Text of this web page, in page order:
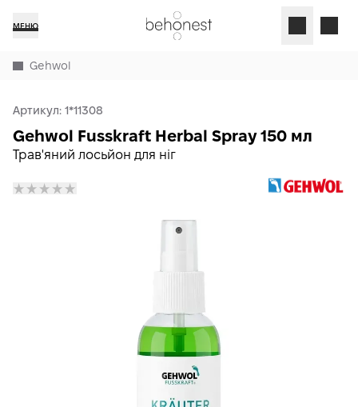
МЕНЮ
Gehwol
Артикул: 1*11308
Трав'яний лосьйон для ніг
Gehwol Fusskraft Herbal Spray 150 мл